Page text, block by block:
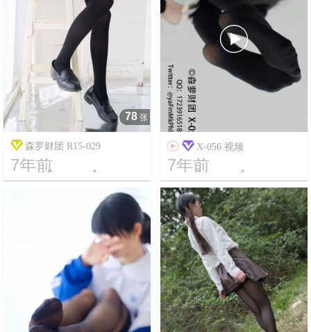
78 张
森罗财团 R15-029
7年前
18 2118

 X-056 视频
7年前
11 62784